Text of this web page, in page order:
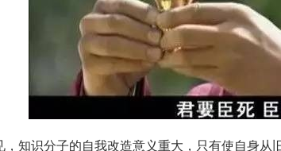
，知识分子的自我改造意义重大，只有使自身